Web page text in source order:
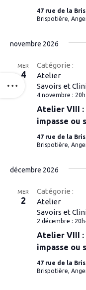
47 rue de la
Brispotière,
novembre 2026
MER
4
Atelier VIII :
impasse ou
Catégorie :
Atelier
Savoirs et
4 novembre :
47 rue de la
Brispotière,
décembre 2026
MER
2
Atelier VIII :
impasse ou
Catégorie :
Atelier
Savoirs et
2 décembre :
47 rue de la
Brispotière,